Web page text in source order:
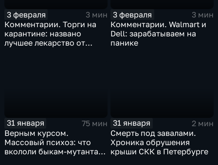
3 февраля
3 мин
Комментарии. Торги на
карантине: названо
лучшее лекарство от
3 февраля
3 мин
Комментарии. Walmart и
Dell: зарабатываем на
панике
31 января
75 мин
Верным курсом.
Массовый психоз: что
вкололи быкам-мутантам,
31 января
2 мин
Смерть под завалами.
Хроника обрушения
крыши СКК в Петербурге